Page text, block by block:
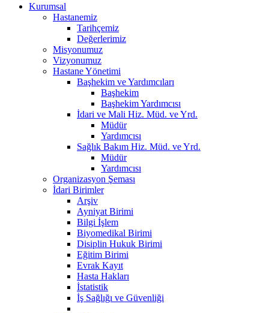
Kurumsal
Hastanemiz
Tarihçemiz
Değerlerimiz
Misyonumuz
Vizyonumuz
Hastane Yönetimi
Başhekim ve Yardımcıları
Başhekim
Başhekim Yardımcısı
İdari ve Mali Hiz. Müd. ve Yrd.
Müdür
Yardımcısı
Sağlık Bakım Hiz. Müd. ve Yrd.
Müdür
Yardımcısı
Organizasyon Şeması
İdari Birimler
Arşiv
Ayniyat Birimi
Bilgi İşlem
Biyomedikal Birimi
Disiplin Hukuk Birimi
Eğitim Birimi
Evrak Kayıt
Hasta Hakları
İstatistik
İş Sağlığı ve Güvenliği